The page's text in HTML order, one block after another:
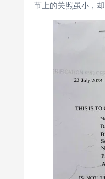
节上的关照虽小，